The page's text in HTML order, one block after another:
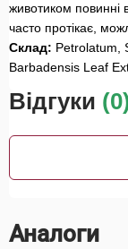
животиком повинні
часто протікає,
Склад: Petrolatum,
Barbadensis Leaf
Відгуки
Аналоги